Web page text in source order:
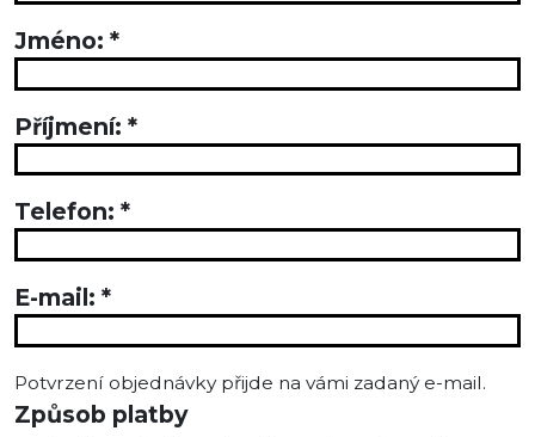
Jméno: *
Příjmení: *
Telefon: *
E-mail: *
Potvrzení objednávky přijde na vámi zadaný e-mail.
Způsob platby